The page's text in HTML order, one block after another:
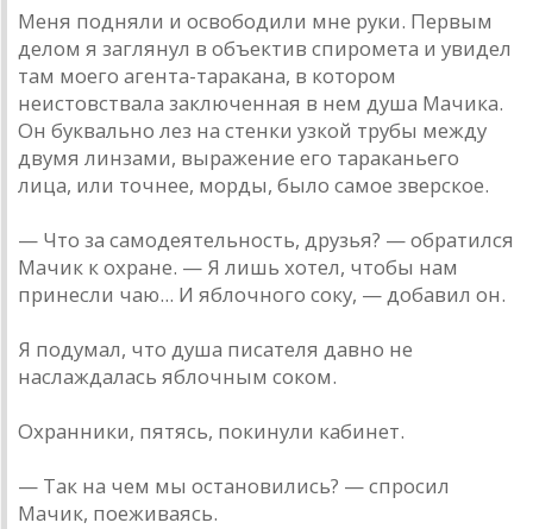
Меня подняли и освободили мне руки. Первым
делом я заглянул в объектив спиромета и увидел
там моего агента-таракана, в котором
неистовствала заключенная в нем душа Мачика.
Он буквально лез на стенки узкой трубы между
двумя линзами, выражение его тараканьего
лица, или точнее, морды, было самое зверское.
— Что за самодеятельность, друзья? — обратился
Мачик к охране. — Я лишь хотел, чтобы нам
принесли чаю... И яблочного соку, — добавил он.
Я подумал, что душа писателя давно не
наслаждалась яблочным соком.
Охранники, пятясь, покинули кабинет.
— Так на чем мы остановились? — спросил
Мачик, поеживаясь.